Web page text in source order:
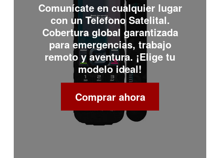
Comunícate en cualquier lugar
con un Telefono Satelital.
Cobertura global garantizada
para emergencias, trabajo
remoto y aventura. ¡Elige tu
modelo ideal!
Comprar ahora